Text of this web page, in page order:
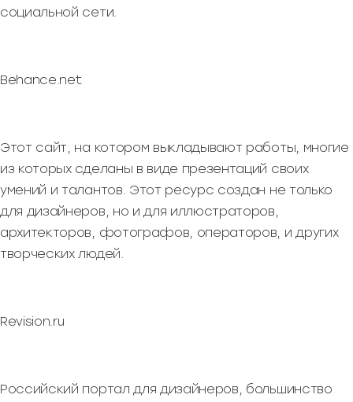
социальной сети.
Behance.net
Этот сайт, на котором выкладывают работы, многие
из которых сделаны в виде презентаций своих
умений и талантов. Этот ресурс создан не только
для дизайнеров, но и для иллюстраторов,
архитекторов, фотографов, операторов, и других
творческих людей.
Revision.ru
Российский портал для дизайнеров, большинство